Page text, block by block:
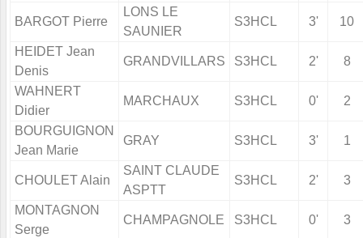
BARGOT Pierre
LONS LE
SAUNIER
S3HCL 3' 10
HEIDET Jean
Denis
GRANDVILLARS S3HCL 2' 8
WAHNERT
Didier
MARCHAUX S3HCL 0' 2
BOURGUIGNON
Jean Marie
GRAY S3HCL 3' 1
CHOULET Alain
SAINT CLAUDE
ASPTT
S3HCL 2' 3
MONTAGNON
Serge
CHAMPAGNOLE S3HCL 0' 3